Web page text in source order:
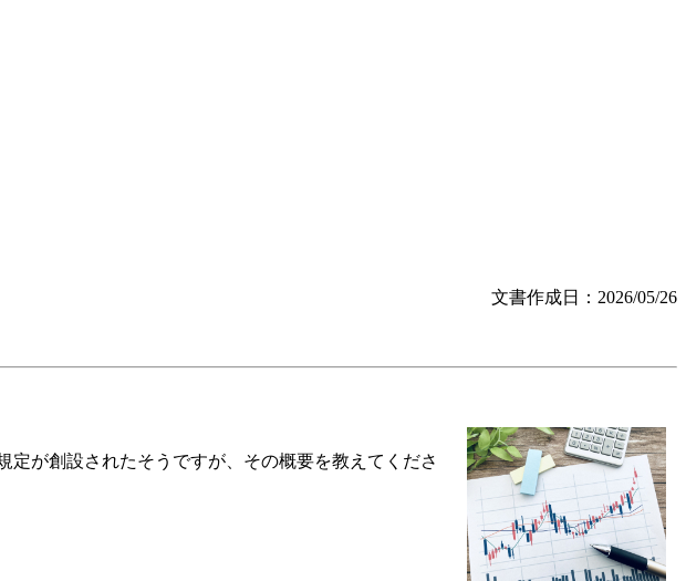
文書作成日：2026/05/26
が創設されたそうですが、その概要を教えてくださ